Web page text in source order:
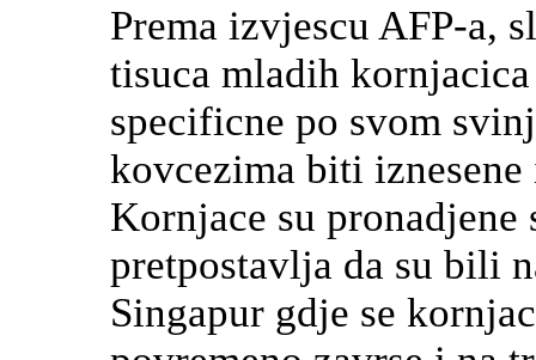
Prema izvjescu AFP-a,
tisuca mladih
specificne po svom
kovcezima biti
Kornjace su
pretpostavlja da su bili
Singapur gdje se